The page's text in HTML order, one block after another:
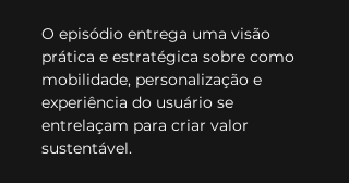
O episódio entrega uma visão
prática e estratégica sobre como
mobilidade, personalização e
experiência do usuário se
entrelaçam para criar valor
sustentável.